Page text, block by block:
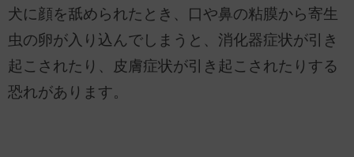
犬に顔を舐められたとき、口や鼻の粘膜から寄生
虫の卵が入り込んでしまうと、消化器症状が引き
起こされたり、皮膚症状が引き起こされたりする
恐れがあります。